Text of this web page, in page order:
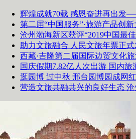
辉煌成就70载 感恩奋进再出发
第二届“中国服务”·旅游产品创
沧州渤海新区获评“2019中国最
助力文旅融合 人民文旅年票正
西藏·吉隆第二届国际边贸文化
国庆假期7.82亿人次出游 国内旅
逛园博 过中秋 邢台园博园成网
营造文旅共融共兴的良好生态